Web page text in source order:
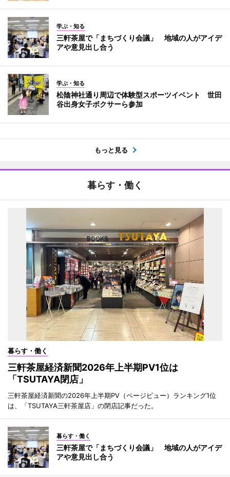
学ぶ・知る
三軒茶屋で「まちづくり会議」 地域の人がアイデ
アや意見出し合う
学ぶ・知る
松陰神社通り周辺で体験型スポーツイベント 世田
谷出身女子ボクサーら参加
もっと見る
暮らす・働く
暮らす・働く
三軒茶屋経済新聞2026年上半期PV1位は
「TSUTAYA閉店」
三軒茶屋経済新聞の2026年上半期PV（ページビュー）ランキング1位
は、「TSUTAYA三軒茶屋店」の閉店記事だった。
暮らす・働く
三軒茶屋で「まちづくり会議」 地域の人がアイデ
アや意見出し合う